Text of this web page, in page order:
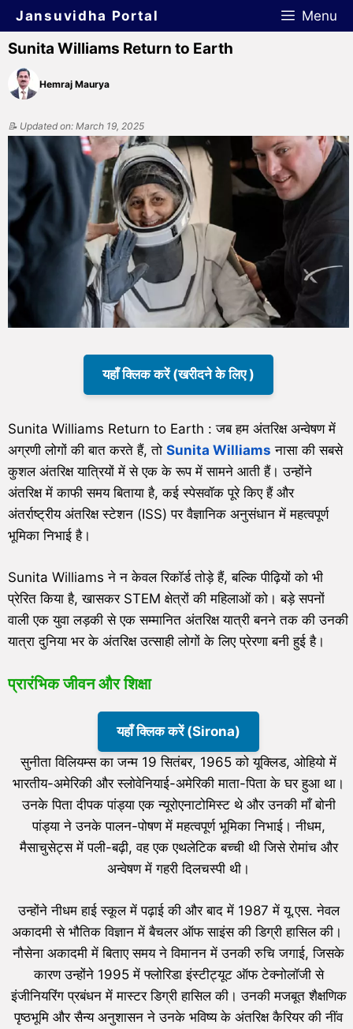
Jansuvidha Portal Menu
Sunita Williams Return to Earth
Hemraj Maurya
📝 Updated on: March 19, 2025
यहाँ क्लिक करें (खरीदने के लिए )
Sunita Williams Return to Earth : जब हम अंतरिक्ष अन्वेषण में
अग्रणी लोगों की बात करते हैं, तो Sunita Williams नासा की सबसे
कुशल अंतरिक्ष यात्रियों में से एक के रूप में सामने आती हैं। उन्होंने
अंतरिक्ष में काफी समय बिताया है, कई स्पेसवॉक पूरे किए हैं और
अंतर्राष्ट्रीय अंतरिक्ष स्टेशन (ISS) पर वैज्ञानिक अनुसंधान में महत्वपूर्ण
भूमिका निभाई है।
Sunita Williams ने न केवल रिकॉर्ड तोड़े हैं, बल्कि पीढ़ियों को भी
प्रेरित किया है, खासकर STEM क्षेत्रों की महिलाओं को। बड़े सपनों
वाली एक युवा लड़की से एक सम्मानित अंतरिक्ष यात्री बनने तक की उनकी
यात्रा दुनिया भर के अंतरिक्ष उत्साही लोगों के लिए प्रेरणा बनी हुई है।
प्रारंभिक जीवन और शिक्षा
यहाँ क्लिक करें (Sirona)
सुनीता विलियम्स का जन्म 19 सितंबर, 1965 को यूक्लिड, ओहियो में
भारतीय-अमेरिकी और स्लोवेनियाई-अमेरिकी माता-पिता के घर हुआ था।
उनके पिता दीपक पांड्या एक न्यूरोएनाटोमिस्ट थे और उनकी माँ बोनी
पांड्या ने उनके पालन-पोषण में महत्वपूर्ण भूमिका निभाई। नीधम,
मैसाचुसेट्स में पली-बढ़ी, वह एक एथलेटिक बच्ची थी जिसे रोमांच और
अन्वेषण में गहरी दिलचस्पी थी।
उन्होंने नीधम हाई स्कूल में पढ़ाई की और बाद में 1987 में यू.एस. नेवल
अकादमी से भौतिक विज्ञान में बैचलर ऑफ साइंस की डिग्री हासिल की। ​​
नौसेना अकादमी में बिताए समय ने विमानन में उनकी रुचि जगाई, जिसके
कारण उन्होंने 1995 में फ्लोरिडा इंस्टीट्यूट ऑफ टेक्नोलॉजी से
इंजीनियरिंग प्रबंधन में मास्टर डिग्री हासिल की। ​​उनकी मजबूत शैक्षणिक
पृष्ठभूमि और सैन्य अनुशासन ने उनके भविष्य के अंतरिक्ष कैरियर की नींव